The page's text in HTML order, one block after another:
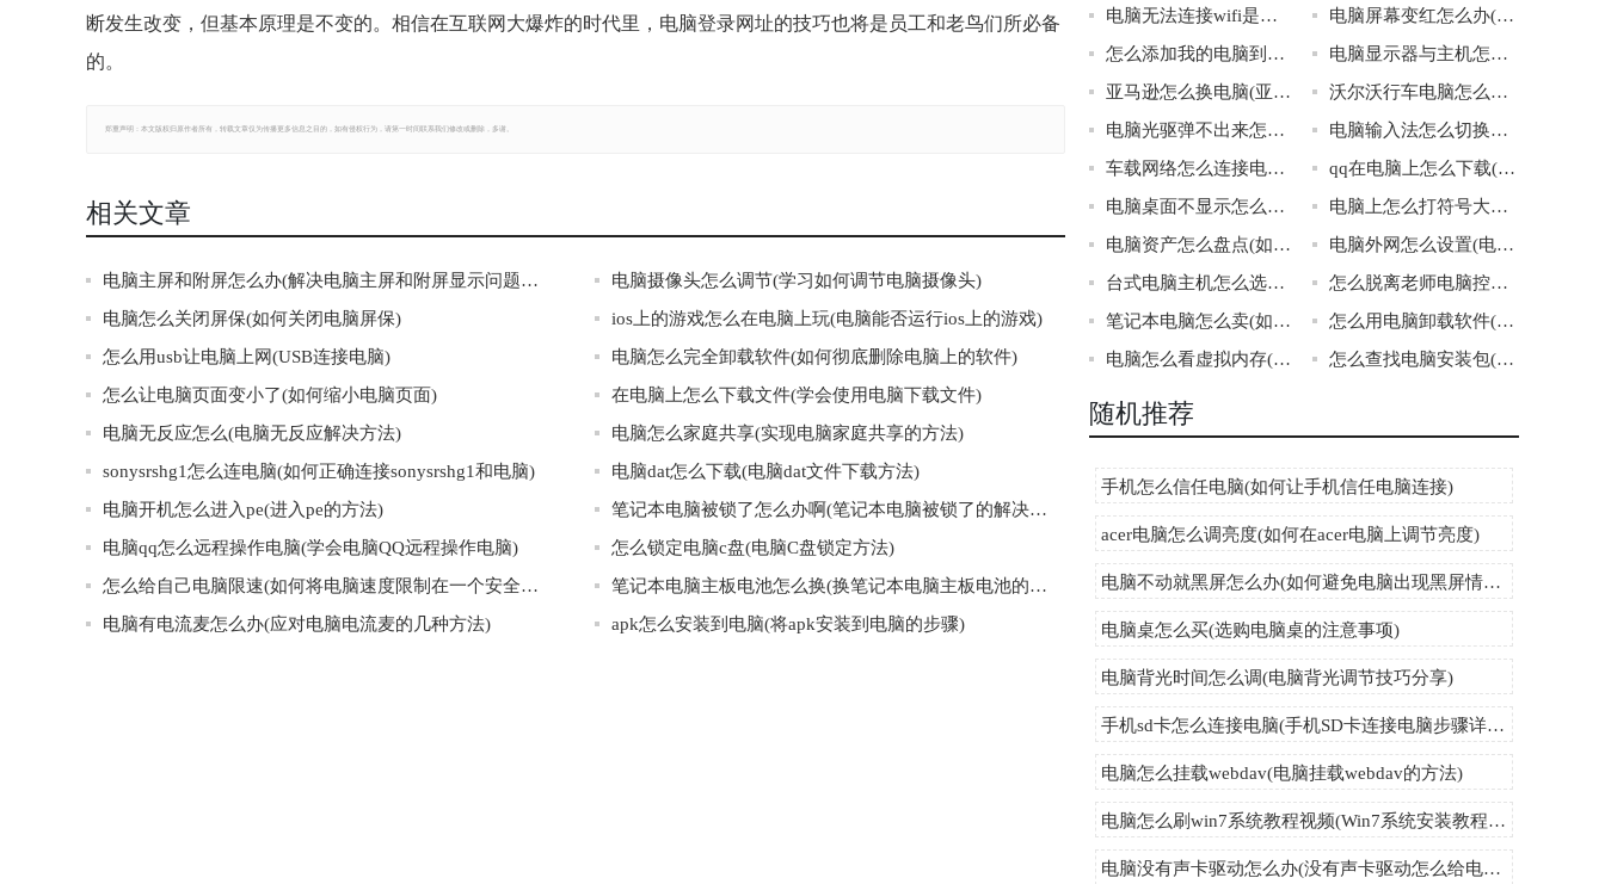
断发生改变，但基本原理是不变的。相信在互联网大爆炸的时代里，电脑登录网址的技巧也将是员工和老鸟们所必备
的。
郑重声明：本文版权归原作者所有，转载文章仅为传播更多信息之目的，如有侵权行为，请第一时间联系我们修改或删除，多谢。
相关文章
电脑主屏和附屏怎么办(解决电脑主屏和附屏显示问题的方法)
电脑摄像头怎么调节(学习如何调节电脑摄像头)
电脑怎么关闭屏保(如何关闭电脑屏保)
ios上的游戏怎么在电脑上玩(电脑能否运行ios上的游戏)
怎么用usb让电脑上网(USB连接电脑)
电脑怎么完全卸载软件(如何彻底删除电脑上的软件)
怎么让电脑页面变小了(如何缩小电脑页面)
在电脑上怎么下载文件(学会使用电脑下载文件)
电脑无反应怎么(电脑无反应解决方法)
电脑怎么家庭共享(实现电脑家庭共享的方法)
sonysrshg1怎么连电脑(如何正确连接sonysrshg1和电脑)
电脑dat怎么下载(电脑dat文件下载方法)
电脑开机怎么进入pe(进入pe的方法)
笔记本电脑被锁了怎么办啊(笔记本电脑被锁了的解决方法)
电脑qq怎么远程操作电脑(学会电脑QQ远程操作电脑)
怎么锁定电脑c盘(电脑C盘锁定方法)
怎么给自己电脑限速(如何将电脑速度限制在一个安全的范围内)
笔记本电脑主板电池怎么换(换笔记本电脑主板电池的注意事项)
电脑有电流麦怎么办(应对电脑电流麦的几种方法)
apk怎么安装到电脑(将apk安装到电脑的步骤)
电脑无法连接wifi是怎么回事啊(电脑无法连接wifi的常见原因)
电脑屏幕变红怎么办(附详细介绍)
怎么添加我的电脑到桌面(添加我的电脑到桌面)
电脑显示器与主机怎么连接(连接电脑显示器和主机的方法介绍)
亚马逊怎么换电脑(亚马逊换电脑步骤)
沃尔沃行车电脑怎么更新(如何更新沃尔沃行车电脑)
电脑光驱弹不出来怎么办(解决电脑光驱弹不出来的方法)
电脑输入法怎么切换不了(解决电脑输入法无法切换问题的方法)
车载网络怎么连接电脑连接(如何让车载网络连接电脑)
qq在电脑上怎么下载(从官网下载qq的好处)
电脑桌面不显示怎么办(如何处理电脑桌面无法正常显示的情况)
电脑上怎么打符号大全(如何在电脑上打各种符号)
电脑资产怎么盘点(如何进行电脑资产盘点)
电脑外网怎么设置(电脑外网的设置方法)
台式电脑主机怎么选择(台式电脑主机的选购指南)
怎么脱离老师电脑控制(脱离老师电脑控制的方法)
笔记本电脑怎么卖(如何成功卖掉自己的笔记本电脑)
怎么用电脑卸载软件(电脑卸载软件的方法)
电脑怎么看虚拟内存(电脑如何查看虚拟内存)
怎么查找电脑安装包(如何找到电脑安装包)
随机推荐
手机怎么信任电脑(如何让手机信任电脑连接)
acer电脑怎么调亮度(如何在acer电脑上调节亮度)
电脑不动就黑屏怎么办(如何避免电脑出现黑屏情况)
电脑桌怎么买(选购电脑桌的注意事项)
电脑背光时间怎么调(电脑背光调节技巧分享)
手机sd卡怎么连接电脑(手机SD卡连接电脑步骤详解)
电脑怎么挂载webdav(电脑挂载webdav的方法)
电脑怎么刷win7系统教程视频(Win7系统安装教程视频详解)
电脑没有声卡驱动怎么办(没有声卡驱动怎么给电脑安装驱动程序)